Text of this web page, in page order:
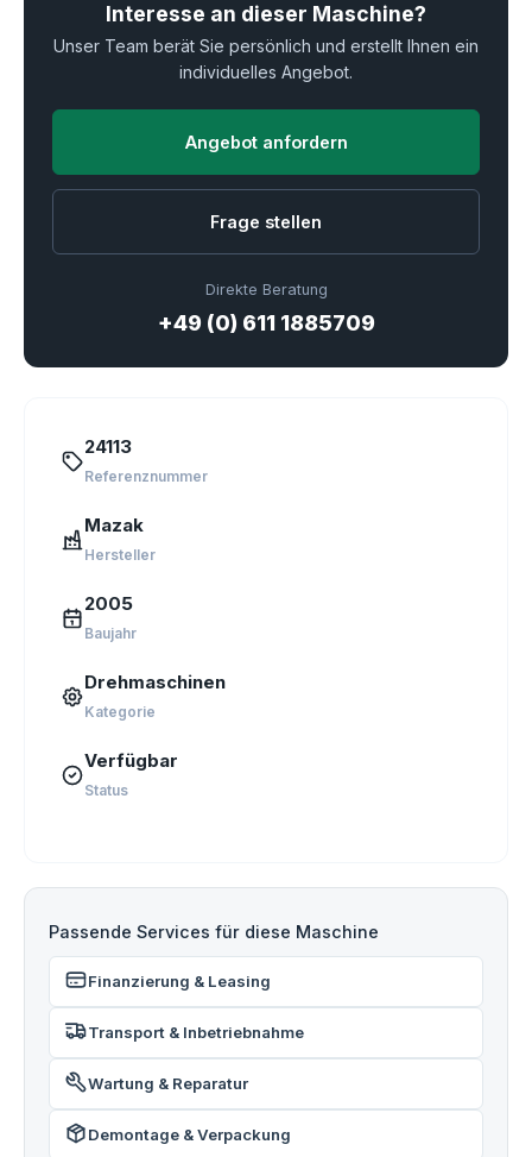
Interesse an dieser Maschine?
Unser Team berät Sie persönlich und erstellt Ihnen ein
individuelles Angebot.
Angebot anfordern
Frage stellen
Direkte Beratung
+49 (0) 611 1885709
24113
Referenznummer
Mazak
Hersteller
2005
Baujahr
Drehmaschinen
Kategorie
Verfügbar
Status
Passende Services für diese Maschine
Finanzierung & Leasing
Transport & Inbetriebnahme
Wartung & Reparatur
Demontage & Verpackung